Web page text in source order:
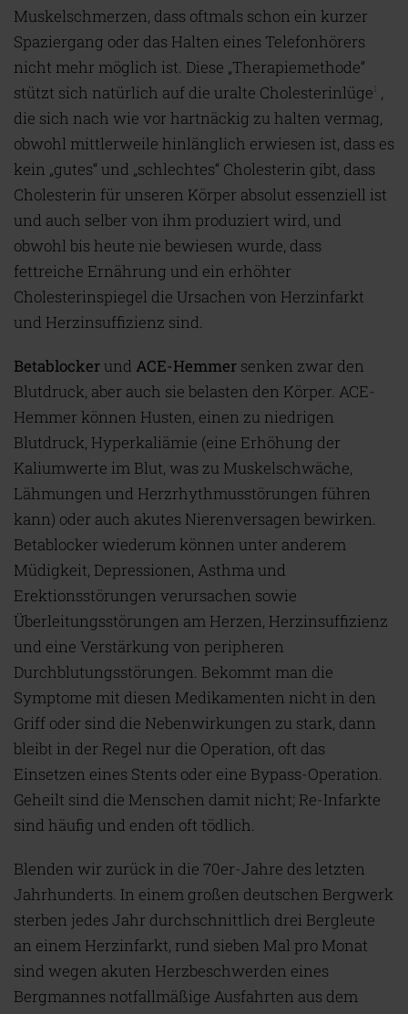
Muskelschmerzen, dass oftmals schon ein kurzer
Spaziergang oder das Halten eines Telefonhörers
nicht mehr möglich ist. Diese „Therapiemethode“
stützt sich natürlich auf die uralte Cholesterinlüge ,
die sich nach wie vor hartnäckig zu halten vermag,
obwohl mittlerweile hinlänglich erwiesen ist, dass es
kein „gutes“ und „schlechtes“ Cholesterin gibt, dass
Cholesterin für unseren Körper absolut essenziell ist
und auch selber von ihm produziert wird, und
obwohl bis heute nie bewiesen wurde, dass
fettreiche Ernährung und ein erhöhter
Cholesterinspiegel die Ursachen von Herzinfarkt
und Herzinsuffizienz sind.
Betablockerund ACE-Hemmer senken zwar den
Blutdruck, aber auch sie belasten den Körper. ACE-
Hemmer können Husten, einen zu niedrigen
Blutdruck, Hyperkaliämie (eine Erhöhung der
Kaliumwerte im Blut, was zu Muskelschwäche,
Lähmungen und Herzrhythmusstörungen führen
kann) oder auch akutes Nierenversagen bewirken.
Betablocker wiederum können unter anderem
Müdigkeit, Depressionen, Asthma und
Erektionsstörungen verursachen sowie
Überleitungsstörungen am Herzen, Herzinsuffizienz
und eine Verstärkung von peripheren
Durchblutungsstörungen. Bekommt man die
Symptome mit diesen Medikamenten nicht in den
Griff oder sind die Nebenwirkungen zu stark, dann
bleibt in der Regel nur die Operation, oft das
Einsetzen eines Stents oder eine Bypass-Operation.
Geheilt sind die Menschen damit nicht; Re-Infarkte
sind häufig und enden oft tödlich.
Blenden wir zurück in die 70er-Jahre des letzten
Jahrhunderts. In einem großen deutschen Bergwerk
sterben jedes Jahr durchschnittlich drei Bergleute
an einem Herzinfarkt, rund sieben Mal pro Monat
sind wegen akuten Herzbeschwerden eines
Bergmannes notfallmäßige Ausfahrten aus dem